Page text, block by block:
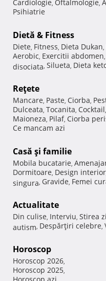
Cardiologie, Oftalmologie,
Psihiatrie
Dietă & Fitness
Diete, Fitness, Dieta Dukan,
Aerobic, Exercitii abdomen,
disociata, Silueta, Dieta
Reţete
Mancare, Paste, Ciorba,
Dulceata, Tocanita, Cocktail,
Maioneza, Pilaf, Ciorba
Ce mancam azi
Casă şi familie
Mobila bucatarie,
Dormitoare, Design interior
singura, Gravide, Femei
Actualitate
Din culise, Interviu, Stirea
autism, Despărţiri celebre,
Horoscop
Horoscop 2026,
Horoscop 2025,